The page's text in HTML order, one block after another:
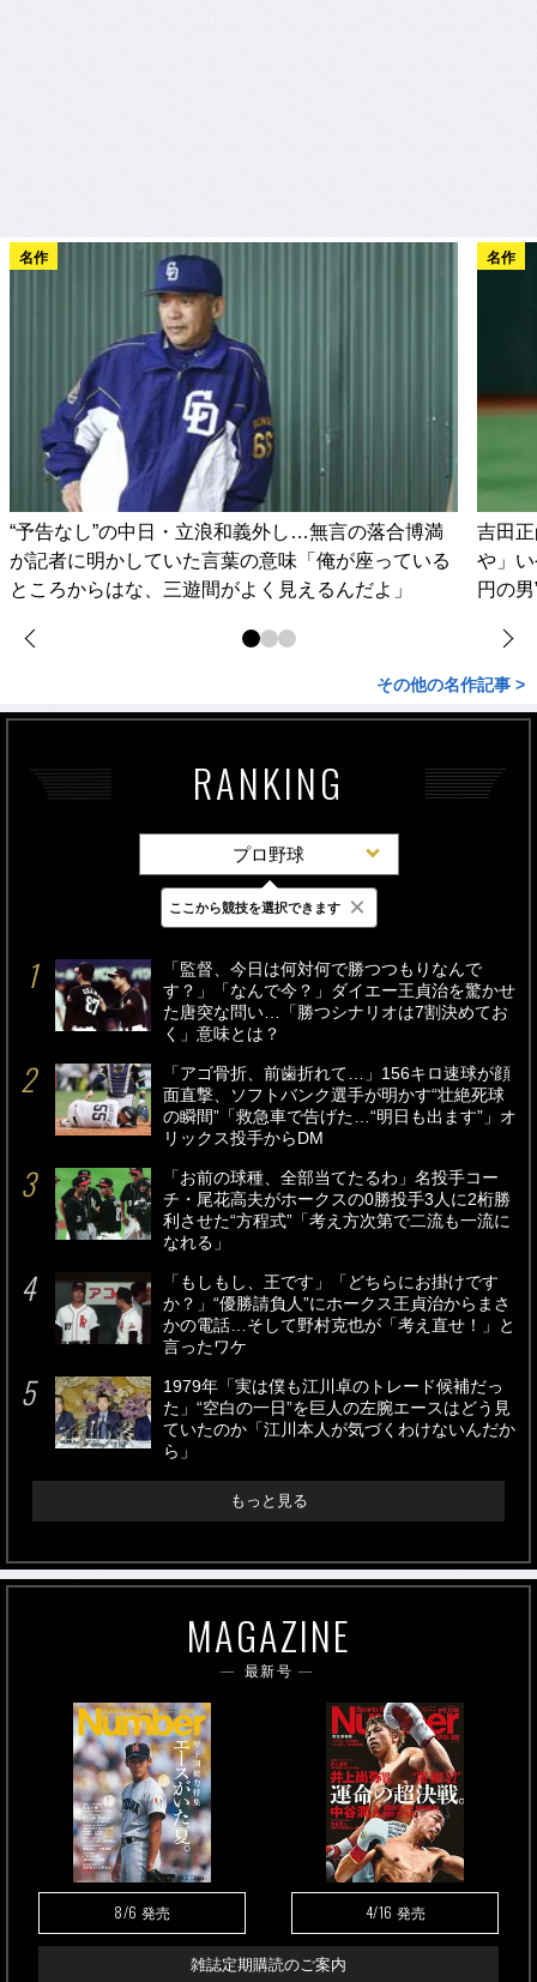
名作
“予告なし”の中日・立浪和義外し…無言の落合博満
が記者に明かしていた言葉の意味「俺が座っている
ところからはな、三遊間がよく見えるんだよ」
名作
吉田
や」
円の
その他の名作記事 >
RANKING
プロ野球
最新 24時間 週間
「監督、今日は何対何で勝つつもりなんで
す？」「なんで今？」ダイエー王貞治を驚かせ
た唐突な問い…「勝つシナリオは7割決めてお
く」意味とは？
「アゴ骨折、前歯折れて…」156キロ速球が顔
面直撃、ソフトバンク選手が明かす“壮絶死球
の瞬間”「救急車で告げた…“明日も出ます”」オ
リックス投手からDM
「お前の球種、全部当てたるわ」名投手コー
チ・尾花高夫がホークスの0勝投手3人に2桁勝
利させた“方程式”「考え方次第で二流も一流に
なれる」
「もしもし、王です」「どちらにお掛けです
か？」“優勝請負人”にホークス王貞治からまさ
かの電話…そして野村克也が「考え直せ！」と
言ったワケ
1979年「実は僕も江川卓のトレード候補だっ
た」“空白の一日”を巨人の左腕エースはどう見
ていたのか「江川本人が気づくわけないんだか
ら」
もっと見る
MAGAZINE
最新号
8/6 発売 4/16 発売
雑誌定期購読のご案内
ここから競技を選択できます ×